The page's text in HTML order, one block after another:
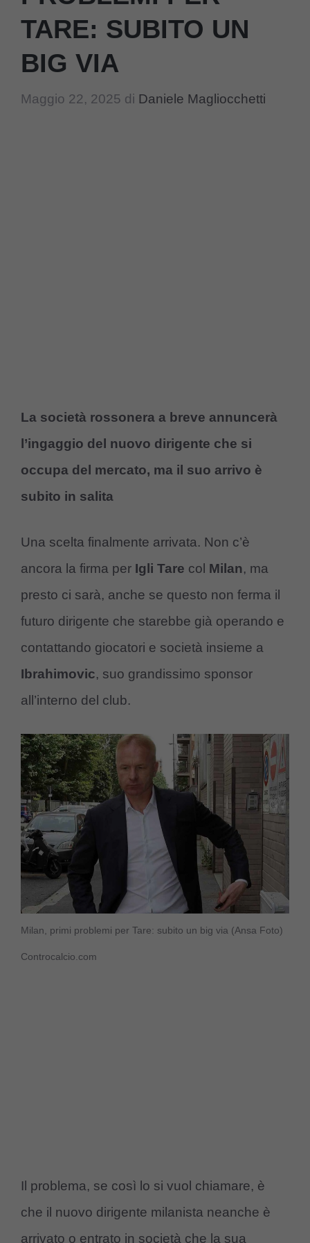
TARE: SUBITO UN
BIG VIA
Maggio 22, 2025 di Daniele Magliocchetti
La società rossonera a breve annuncerà
l’ingaggio del nuovo dirigente che si
occupa del mercato, ma il suo arrivo è
subito in salita
Una scelta finalmente arrivata. Non c’è
ancora la firma per Igli Tare col Milan, ma
presto ci sarà, anche se questo non ferma il
futuro dirigente che starebbe già operando e
contattando giocatori e società insieme a
Ibrahimovic, suo grandissimo sponsor
all’interno del club.
Milan, primi problemi per Tare: subito un big via (Ansa Foto)
Controcalcio.com
Il problema, se così lo si vuol chiamare, è
che il nuovo dirigente milanista neanche è
arrivato o entrato in società che la sua